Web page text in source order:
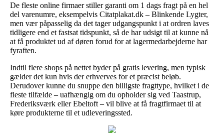
De fleste online firmaer stiller garanti om 1 dags fragt på en hel
del varenumre, eksempelvis Citatplakat.dk – Blinkende Lygter,
men vær påpasselig da det tager udgangspunkt i at ordren laves
tidligere end et fastsat tidspunkt, så de har udsigt til at kunne nå
at få produktet ud af døren forud for at lagermedarbejderne har
fyraften.
Indtil flere shops på nettet byder på gratis levering, men typisk
gælder det kun hvis der erhverves for et præcist beløb.
Derudover kunne du snuppe den billigste fragttype, hvilket i de
fleste tilfælde – uafhængig om du opholder sig ved Taastrup,
Frederiksværk eller Ebeltoft – vil blive at få fragtfirmaet til at
køre produkterne til et udleveringssted.